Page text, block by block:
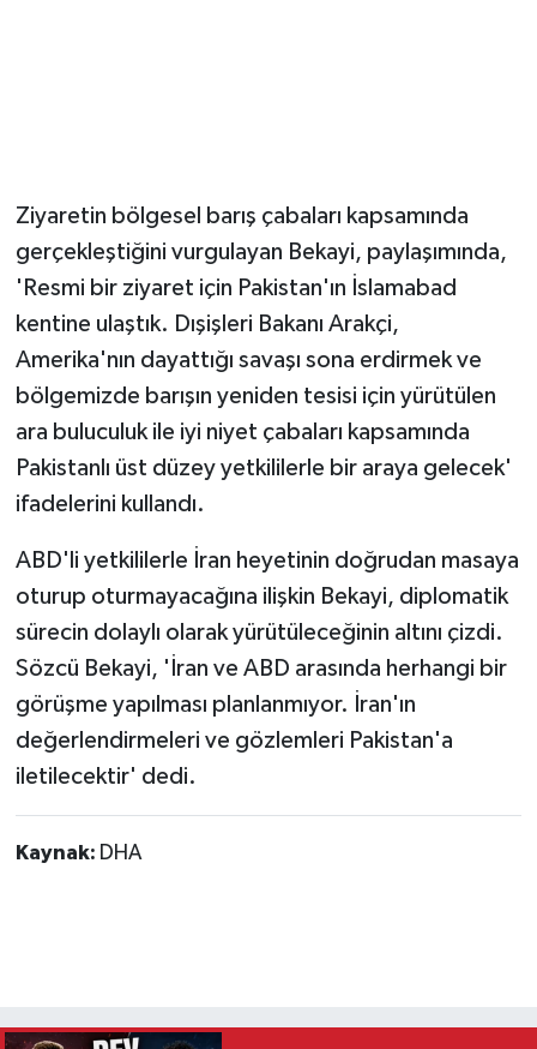
Ziyaretin bölgesel barış çabaları kapsamında
gerçekleştiğini vurgulayan Bekayi, paylaşımında,
'Resmi bir ziyaret için Pakistan'ın İslamabad
kentine ulaştık. Dışişleri Bakanı Arakçi,
Amerika'nın dayattığı savaşı sona erdirmek ve
bölgemizde barışın yeniden tesisi için yürütülen
ara buluculuk ile iyi niyet çabaları kapsamında
Pakistanlı üst düzey yetkililerle bir araya gelecek'
ifadelerini kullandı.
ABD'li yetkililerle İran heyetinin doğrudan masaya
oturup oturmayacağına ilişkin Bekayi, diplomatik
sürecin dolaylı olarak yürütüleceğinin altını çizdi.
Sözcü Bekayi, 'İran ve ABD arasında herhangi bir
görüşme yapılması planlanmıyor. İran'ın
değerlendirmeleri ve gözlemleri Pakistan'a
iletilecektir' dedi.
Kaynak: DHA